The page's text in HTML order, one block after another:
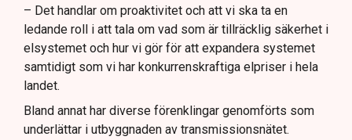
– Det handlar om proaktivitet och att vi ska ta en
ledande roll i att tala om vad som är tillräcklig säkerhet i
elsystemet och hur vi gör för att expandera systemet
samtidigt som vi har konkurrenskraftiga elpriser i hela
landet.
Bland annat har diverse förenklingar genomförts som
underlättar i utbyggnaden av transmissionsnätet.